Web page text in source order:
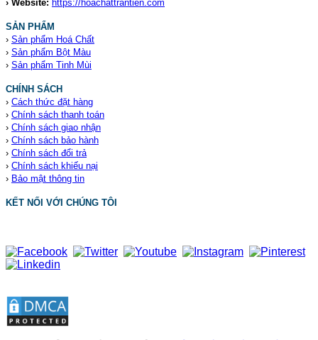
› Website: https://hoachattrantien.com
SẢN PHẨM
› Sản phẩm Hoá Chất
› Sản phẩm Bột Màu
› Sản phẩm Tinh Mùi
CHÍNH SÁCH
› Cách thức đặt hàng
› Chính sách thanh toán
› Chính sách giao nhận
› Chính sách bảo hành
› Chính sách đổi trả
› Chính sách khiếu nại
› Bảo mật thông tin
KẾT NỐI VỚI CHÚNG TÔI